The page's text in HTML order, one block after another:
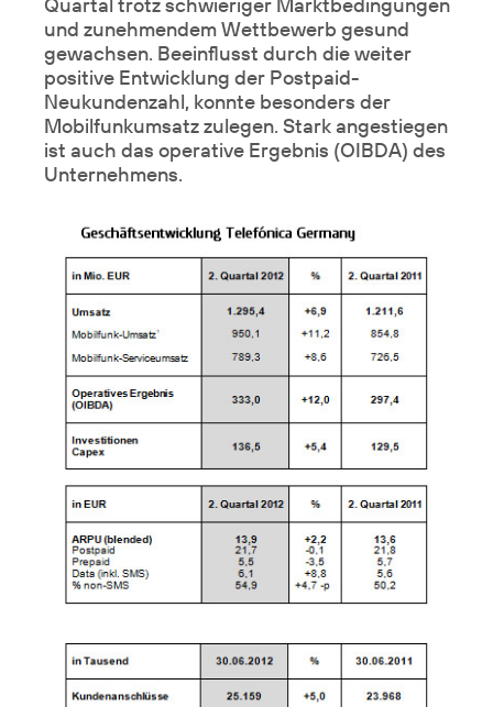
und zunehmendem Wettbewerb gesund
gewachsen. Beeinflusst durch die weiter
positive Entwicklung der Postpaid-
Neukundenzahl, konnte besonders der
Mobilfunkumsatz zulegen. Stark angestiegen
ist auch das operative Ergebnis (OIBDA) des
Unternehmens.